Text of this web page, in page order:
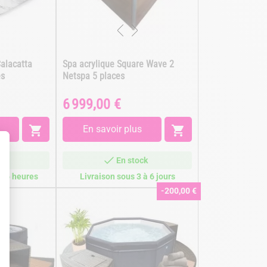

heures
Spa acrylique Square Wave 2
Netspa 5 places
Prix
6 999,00 €
En savoir plus 
En stock
Livraison sous 3 à 6 jours
-200,00 €